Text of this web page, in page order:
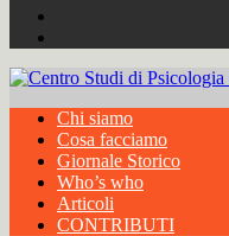
Chi siamo
Cosa facciamo
Giornale Storico
Who’s who
Articoli
CONTRIBUTI